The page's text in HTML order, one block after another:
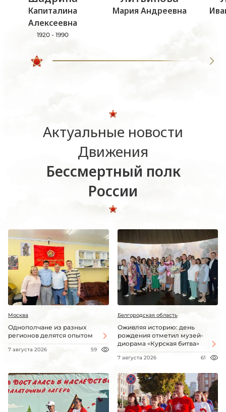
Капиталина
Алексеевна
1920 - 1990
Мария Андреевна
Актуальные новости
Движения
Бессмертный полк
России
Москва
Однополчане из разных
регионов делятся опытом
7 августа 2026 59
Белгородская область
Оживляя историю: день
рождения отметил музей-
диорама «Курская битва»
7 августа 2026 61